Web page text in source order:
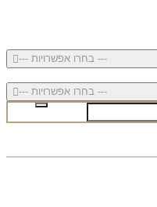
--- בחרו אפשרויות ---
--- בחרו אפשרויות ---